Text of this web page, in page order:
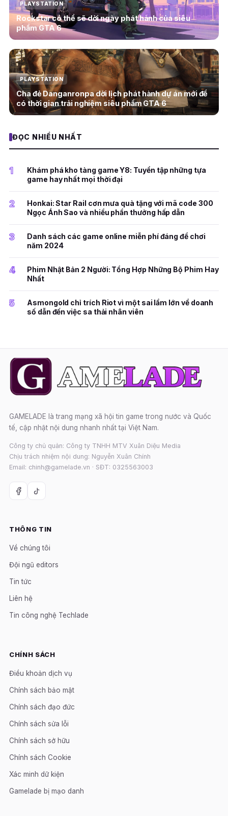
PLAYSTATION
Rockstar có thể sẽ dời ngày phát hành của siêu
phẩm GTA 6
PLAYSTATION
Cha đẻ Danganronpa dời lịch phát hành dự án mới để
có thời gian trải nghiệm siêu phẩm GTA 6
ĐỌC NHIỀU NHẤT
1
Khám phá kho tàng game Y8: Tuyển tập những tựa
game hay nhất mọi thời đại
2
Honkai: Star Rail cơn mưa quà tặng với mã code 300
Ngọc Ánh Sao và nhiều phần thưởng hấp dẫn
3
Danh sách các game online miễn phí đáng để chơi
năm 2024
4
Phim Nhật Bản 2 Người: Tổng Hợp Những Bộ Phim Hay
Nhất
5
Asmongold chỉ trích Riot vì một sai lầm lớn về doanh
số dẫn đến việc sa thải nhân viên
GAMELADE là trang mạng xã hội tin game trong nước và Quốc
tế, cập nhật nội dung nhanh nhất tại Việt Nam.
Công ty chủ quản: Công ty TNHH MTV Xuân Diệu Media
Chịu trách nhiệm nội dung: Nguyễn Xuân Chính
Email: chinh@gamelade.vn · SĐT: 0325563003
THÔNG TIN
Về chúng tôi
Đội ngũ editors
Tin tức
Liên hệ
Tin công nghệ Techlade
CHÍNH SÁCH
Điều khoản dịch vụ
Chính sách bảo mật
Chính sách đạo đức
Chính sách sửa lỗi
Chính sách sở hữu
Chính sách Cookie
Xác minh dữ kiện
Gamelade bị mạo danh